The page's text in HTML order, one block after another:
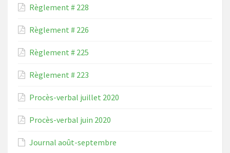
Règlement # 228
Règlement # 226
Règlement # 225
Règlement # 223
Procès-verbal juillet 2020
Procès-verbal juin 2020
Journal août-septembre